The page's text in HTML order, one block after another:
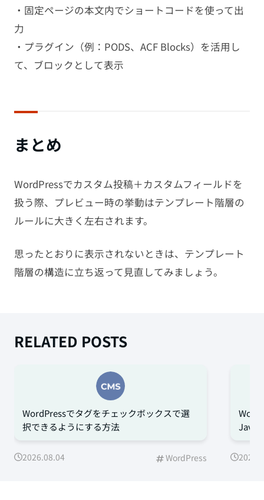
・固定ページの本文内でショートコードを使って出
力
・プラグイン（例：PODS、ACF Blocks）を活用し
て、ブロックとして表示
まとめ
WordPressでカスタム投稿＋カスタムフィールドを
扱う際、プレビュー時の挙動はテンプレート階層の
ルールに大きく左右されます。
思ったとおりに表示されないときは、テンプレート
階層の構造に立ち返って見直してみましょう。
RELATED POSTS
WordPressでタグをチェックボックスで選
択できるようにする方法
2026.08.04 WordPress